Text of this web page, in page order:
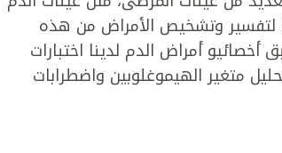
لتفسير وتشخيص الأمراض من هذه
أخصائيو أمراض الدم لدينا اختبارات
متغير الهيموغلوبين واضطرابات